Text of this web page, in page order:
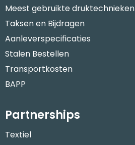
Meest gebruikte druktechnieken
Taksen en Bijdragen
Aanleverspecificaties
Stalen Bestellen
Transportkosten
BAPP
Partnerships
Textiel